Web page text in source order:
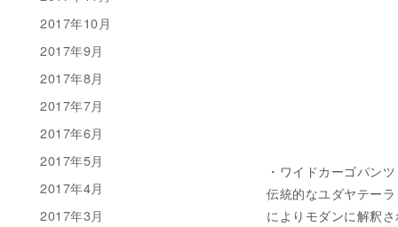
・ワイドカーゴパン
伝統的なユダヤテー
によりモダンに解釈
2017年10月
2017年9月
2017年8月
2017年7月
2017年6月
2017年5月
2017年4月
2017年3月